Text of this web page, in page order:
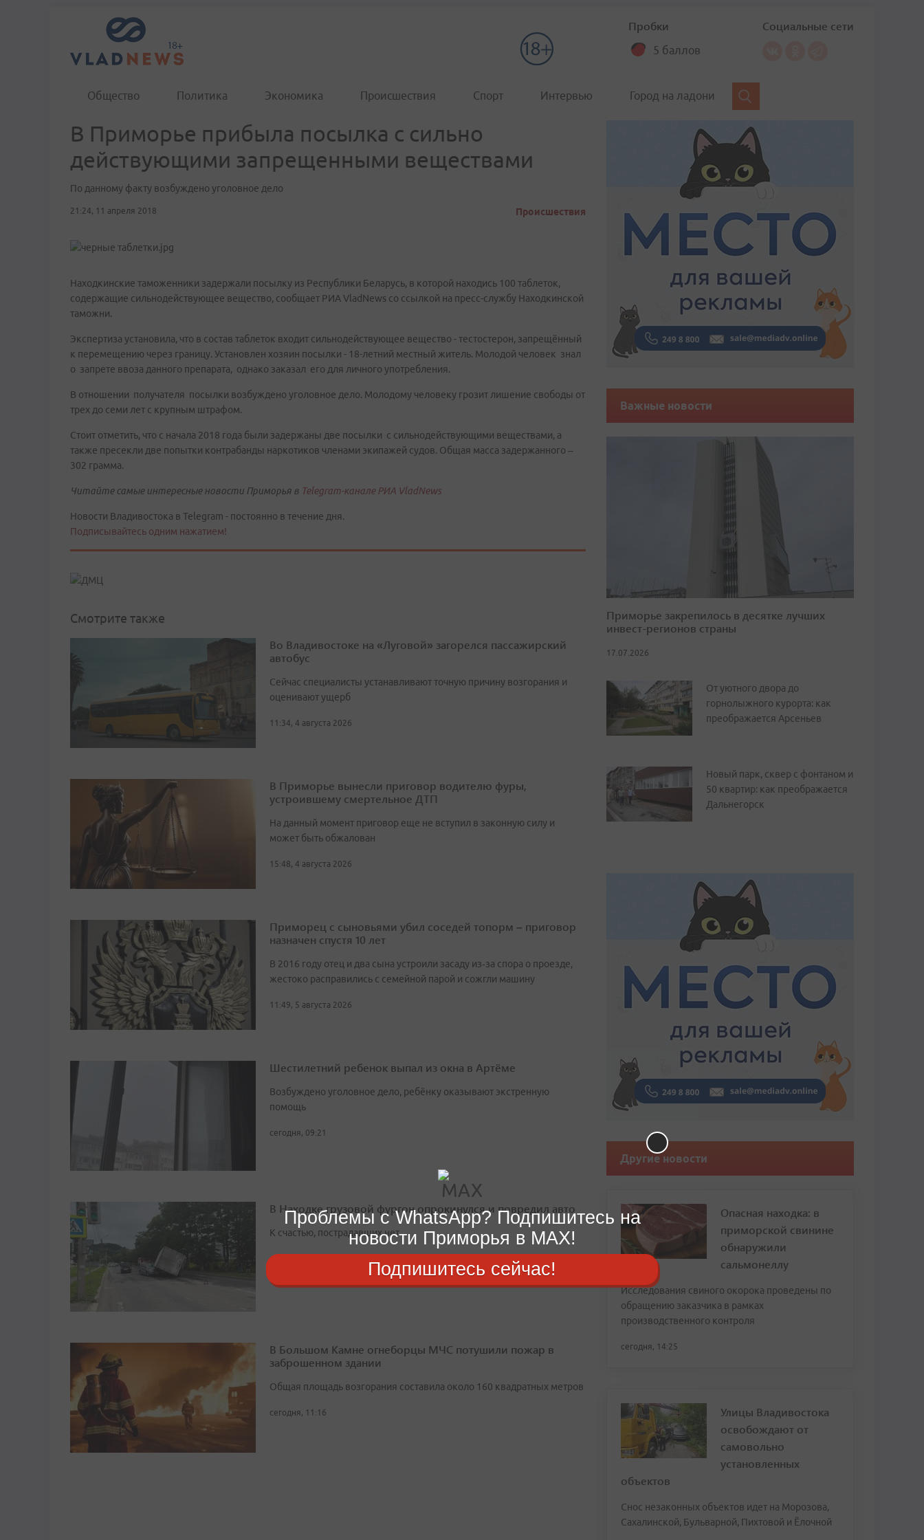
Пробки
5 баллов
Социальные сети
Общество Политика Экономика Происшествия Спорт Интервью Город на ладони
В Приморье прибыла посылка с сильно
действующими запрещенными веществами
По данному факту возбуждено уголовное дело
21:24, 11 апреля 2018 Происшествия
Находкинские таможенники задержали посылку из Республики Беларусь, в которой находись 100 таблеток,
содержащие сильнодействующее вещество, сообщает РИА VladNews со ссылкой на пресс-службу Находкинской
таможни.
Экспертиза установила, что в состав таблеток входит сильнодействующее вещество - тестостерон, запрещённый
к перемещению через границу. Установлен хозяин посылки - 18-летний местный житель. Молодой человек знал
о запрете ввоза данного препарата, однако заказал его для личного употребления.
В отношении получателя посылки возбуждено уголовное дело. Молодому человеку грозит лишение свободы от
трех до семи лет с крупным штрафом.
Стоит отметить, что с начала 2018 года были задержаны две посылки с сильнодействующими веществами, а
также пресекли две попытки контрабанды наркотиков членами экипажей судов. Общая масса задержанного –
302 грамма.
Читайте самые интересные новости Приморья в Telegram-канале РИА VladNews
Новости Владивостока в Telegram - постоянно в течение дня.
Подписывайтесь одним нажатием!
Смотрите также
Во Владивостоке на «Луговой» загорелся пассажирский
автобус
Сейчас специалисты устанавливают точную причину возгорания и
оценивают ущерб
11:34, 4 августа 2026
В Приморье вынесли приговор водителю фуры,
устроившему смертельное ДТП
На данный момент приговор еще не вступил в законную силу и
может быть обжалован
15:48, 4 августа 2026
Приморец с сыновьями убил соседей топорм – приговор
назначен спустя 10 лет
В 2016 году отец и два сына устроили засаду из‑за спора о проезде,
жестоко расправились с семейной парой и сожгли машину
11:49, 5 августа 2026
Шестилетний ребенок выпал из окна в Артёме
Возбуждено уголовное дело, ребёнку оказывают экстренную
помощь
сегодня, 09:21
В Находке грузовой фургон опрокинулся и повредил авто
К счастью, пострадавших нет
сегодня, 12:12
В Большом Камне огнеборцы МЧС потушили пожар в
заброшенном здании
Общая площадь возгорания составила около 160 квадратных метров
сегодня, 11:16
Важные новости
Приморье закрепилось в десятке лучших
инвест-регионов страны
17.07.2026
От уютного двора до
горнолыжного курорта: как
преображается Арсеньев
Новый парк, сквер с фонтаном и
50 квартир: как преображается
Дальнегорск
Другие новости
Опасная находка: в
приморской свинине
обнаружили
сальмонеллу
Исследования свиного окорока проведены по
обращению заказчика в рамках
производственного контроля
сегодня, 14:25
Улицы Владивостока
освобождают от
самовольно
установленных
объектов
Снос незаконных объектов идет на Морозова,
Сахалинской, Бульварной, Пихтовой и Ёлочной
Проблемы с WhatsApp? Подпишитесь на
новости Приморья в MAX!
Подпишитесь сейчас!